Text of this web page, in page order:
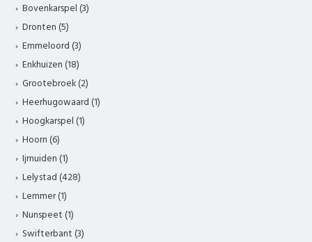
Bovenkarspel (3)
Dronten (5)
Emmeloord (3)
Enkhuizen (18)
Grootebroek (2)
Heerhugowaard (1)
Hoogkarspel (1)
Hoorn (6)
Ijmuiden (1)
Lelystad (428)
Lemmer (1)
Nunspeet (1)
Swifterbant (3)